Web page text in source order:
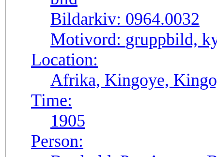
Bildarkiv: 0964.0032
Motivord: gruppbild,
Location:
Afrika, Kingoye,
Time:
1905
Person: